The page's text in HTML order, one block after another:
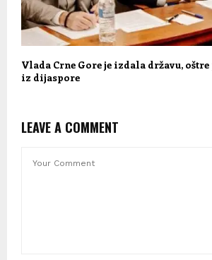
Vlada Crne Gore je izdala državu,
iz dijaspore
LEAVE A COMMENT